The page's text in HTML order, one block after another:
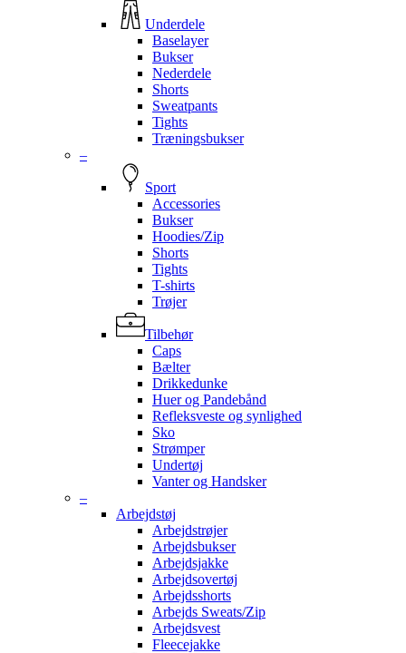
Underdele
Baselayer
Bukser
Nederdele
Shorts
Sweatpants
Tights
Træningsbukser
–
Sport
Accessories
Bukser
Hoodies/Zip
Shorts
Tights
T-shirts
Trøjer
Tilbehør
Caps
Bælter
Drikkedunke
Huer og Pandebånd
Refleksveste og synlighed
Sko
Strømper
Undertøj
Vanter og Handsker
–
Arbejdstøj
Arbejdstrøjer
Arbejdsbukser
Arbejdsjakke
Arbejdsovertøj
Arbejdsshorts
Arbejds Sweats/Zip
Arbejdsvest
Fleecejakke